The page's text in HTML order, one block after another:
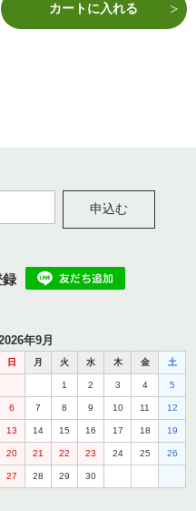
カートに入れる
申込む
録
年9月
日 月 火 水 木 金 土
1 2 3 4 5
6 7 8 9 10 11 12
13 14 15 16 17 18 19
20 21 22 23 24 25 26
27 28 29 30